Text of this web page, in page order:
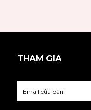
THAM GIA